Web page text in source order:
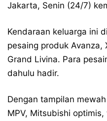
Jakarta, Senin (24/7)
Kendaraan keluarga ini
pesaing produk Avanza,
Grand Livina. Para
dahulu hadir.
Dengan tampilan
MPV, Mitsubishi